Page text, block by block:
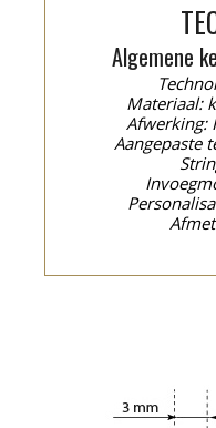
Algemene
Materiaal:
Afwerking:
Aangepaste